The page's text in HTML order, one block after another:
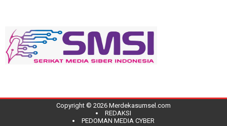
Copyright © 2026 Merdekasumsel.com
REDAKSI
PEDOMAN MEDIA CYBER